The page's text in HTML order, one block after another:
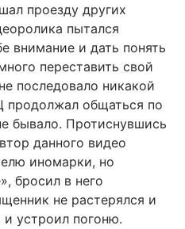
проезду других
пытался
внимание и дать понять
переставить свой
последовало никакой
продолжал общаться по
бывало. Протиснувшись
данного видео
иномарки, но
бросил в него
не растерялся и
и устроил погоню.